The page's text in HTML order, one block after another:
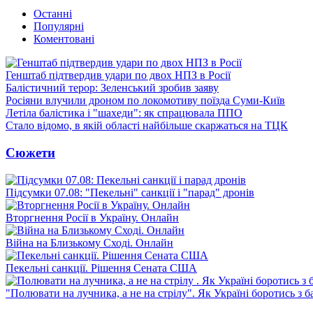
Останні
Популярні
Коментовані
Генштаб підтвердив удари по двох НПЗ в Росії
Балістичний терор: Зеленський зробив заяву
Росіяни влучили дроном по локомотиву поїзда Суми-Київ
Летіла балістика і "шахеди": як спрацювала ППО
Стало відомо, в якій області найбільше скаржаться на ТЦК
Сюжети
Підсумки 07.08: "Пекельні" санкції і "парад" дронів
Вторгнення Росії в Україну. Онлайн
Війна на Близькому Сході. Онлайн
Пекельні санкції. Рішення Сената США
"Полювати на лучника, а не на стрілу". Як Україні боротись з